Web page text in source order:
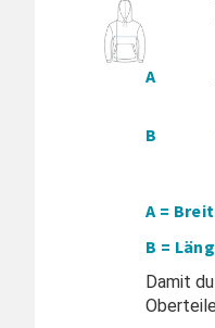
A
B
A =
B =
Damit